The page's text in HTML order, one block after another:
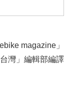
magazine」
台灣」編輯部編譯